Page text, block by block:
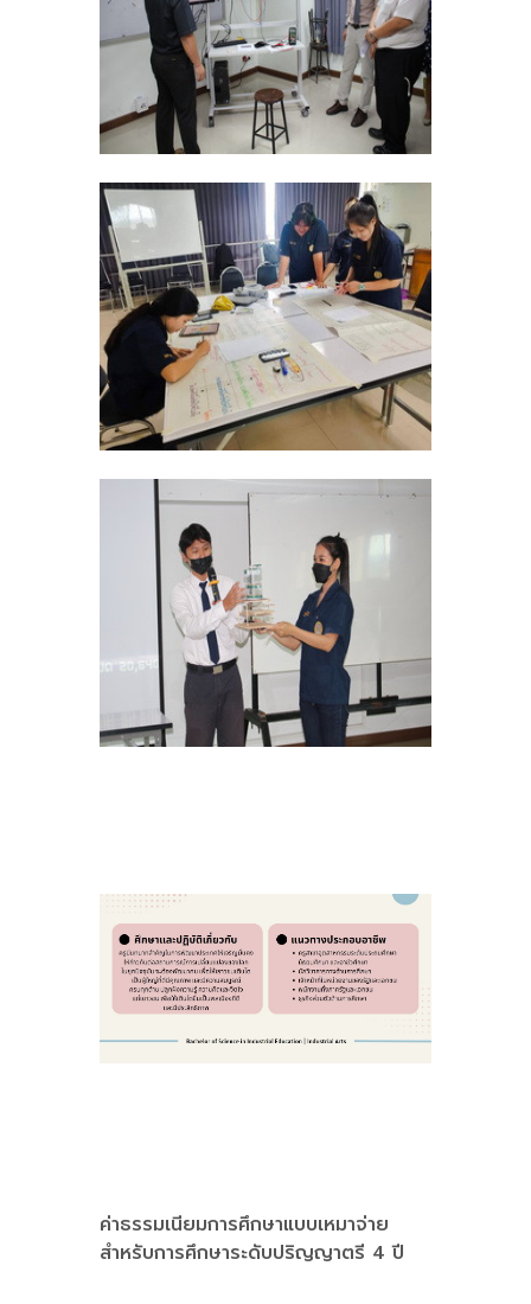
ค่าธรรมเนียมการศึกษาแบบเหมาจ่าย
สำหรับการศึกษาระดับปริญญาตรี 4 ปี